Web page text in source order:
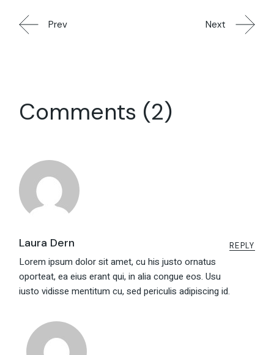
Prev Next
Comments (2)
Laura Dern
Lorem ipsum dolor sit amet, cu his justo ornatus
oporteat, ea eius erant qui, in alia congue eos. Usu
iusto vidisse mentitum cu, sed periculis adipiscing id.
REPLY